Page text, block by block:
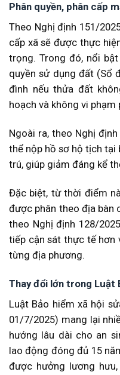
Phân quyền, phân cấp
Theo Nghị định 151/
cấp xã sẽ được thực
trọng. Trong đó, nổi
quyền sử dụng đất (Sổ
đình nếu thửa đất
hoạch và không vi
Ngoài ra, theo Nghị
thể nộp hồ sơ hộ tịch tại
trú, giúp giảm đáng kể
Đặc biệt, từ thời điểm
được phân theo địa bàn
theo Nghị định 128/
tiếp cận sát thực tế hơn
từng địa phương.
Thay đổi lớn trong Luật
Luật Bảo hiểm xã hội
01/7/2025) mang lại
hướng lâu dài cho an
lao động đóng đủ 15
được hưởng lương